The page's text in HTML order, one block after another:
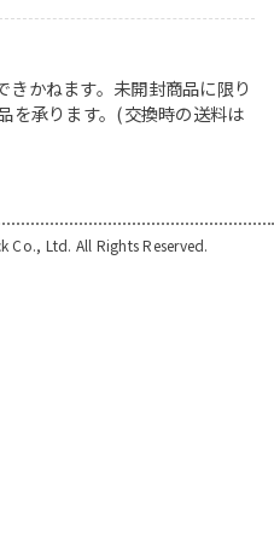
かねます。未開封商品に限り
を承ります。(交換時の送料は
Ltd. All Rights Reserved.